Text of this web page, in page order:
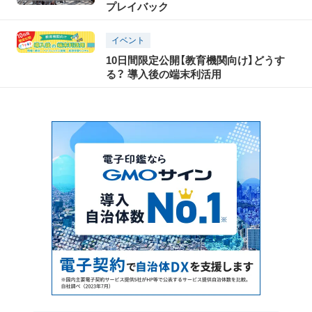
プレイバック
イベント
10日間限定公開【教育機関向け】どうす
る？ 導入後の端末利活用